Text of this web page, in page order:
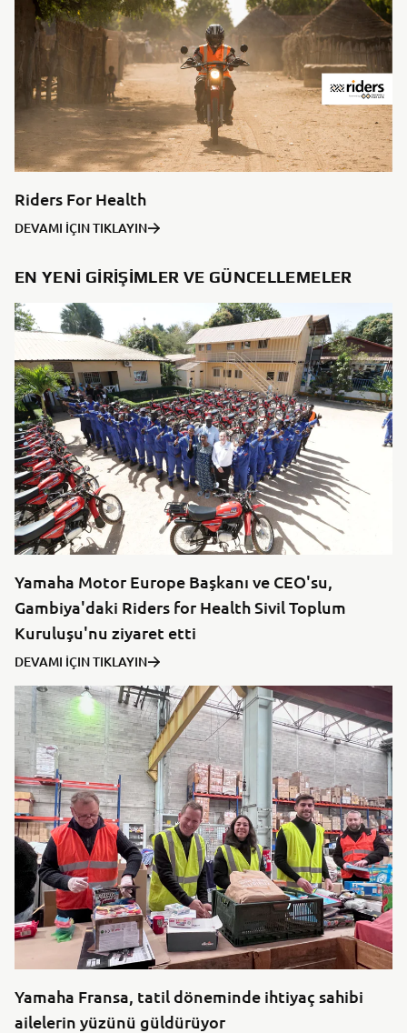
Riders For Health
DEVAMI İÇIN TIKLAYIN
EN YENI GIRIŞIMLER VE GÜNCELLEMELER
Yamaha Motor Europe Başkanı ve CEO'su,
Gambiya'daki Riders for Health Sivil Toplum
Kuruluşu'nu ziyaret etti
DEVAMI İÇIN TIKLAYIN
Yamaha Fransa, tatil döneminde ihtiyaç sahibi
ailelerin yüzünü güldürüyor